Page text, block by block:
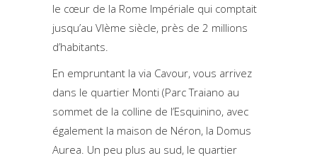
le cœur de la Rome Impériale qui comptait
jusqu’au VIème siècle, près de 2 millions
d’habitants.
En empruntant la via Cavour, vous arrivez
dans le quartier Monti (Parc Traiano au
sommet de la colline de l’Esquinino, avec
également la maison de Néron, la Domus
Aurea. Un peu plus au sud, le quartier